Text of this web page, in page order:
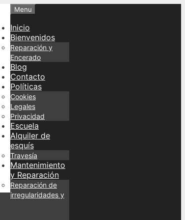
Menu
Inicio
Bienvenidos
Reparación y
Encerado
Blog
Contacto
Políticas
Cookies
Legales
Privacidad
Escuela
Alquiler de
esquís
Travesía
Mantenimiento
y Reparación
Reparación de
irregularidades y